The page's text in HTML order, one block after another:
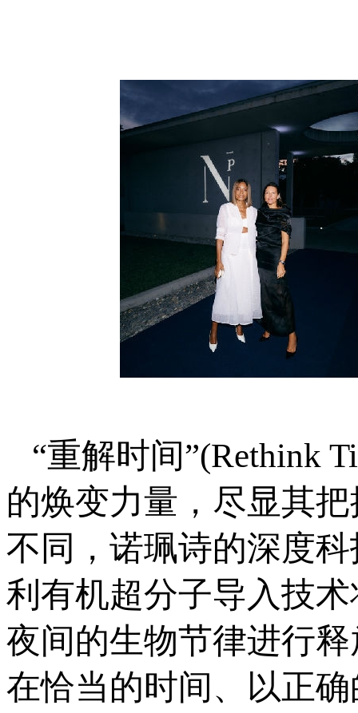
“重解时间”(Rethink
的焕变力量，尽显其
不同，诺珮诗的深度
利有机超分子导入技
夜间的生物节律进行
在恰当的时间、以正